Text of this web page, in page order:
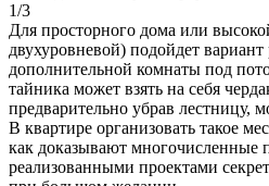
1/3
Для просторного дома или
двухуровневой) подойдет
дополнительной комнаты под
тайника может взять на себя
предварительно убрав лестницу,
В квартире организовать такое
как доказывают многочисленные
реализованными проектами